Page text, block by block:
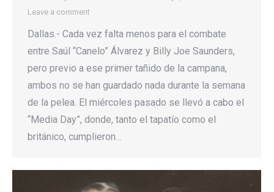
Leave a comment
Dallas.- Cada vez falta menos para el combate
entre Saúl “Canelo” Álvarez y Billy Joe Saunders,
pero previo a ese primer tañido de la campana,
ambos no se han guardado nada durante la semana
de la pelea. El miércoles pasado se llevó a cabo el
“Media Day”, donde, tanto el tapatío como el
británico, cumplieron…